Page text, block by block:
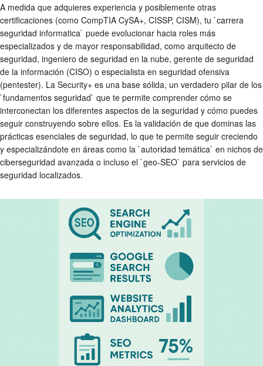
A medida que adquieres experiencia y posiblemente otras
certificaciones (como CompTIA CySA+, CISSP, CISM), tu `carrera
seguridad informatica` puede evolucionar hacia roles más
especializados y de mayor responsabilidad, como arquitecto de
seguridad, ingeniero de seguridad en la nube, gerente de seguridad
de la información (CISO) o especialista en seguridad ofensiva
(pentester). La Security+ es una base sólida, un verdadero pilar de los
`fundamentos seguridad` que te permite comprender cómo se
interconectan los diferentes aspectos de la seguridad y cómo puedes
seguir construyendo sobre ellos. Es la validación de que dominas las
prácticas esenciales de seguridad, lo que te permite seguir creciendo
y especializándote en áreas como la `autoridad temática` en nichos de
ciberseguridad avanzada o incluso el `geo-SEO` para servicios de
seguridad localizados.